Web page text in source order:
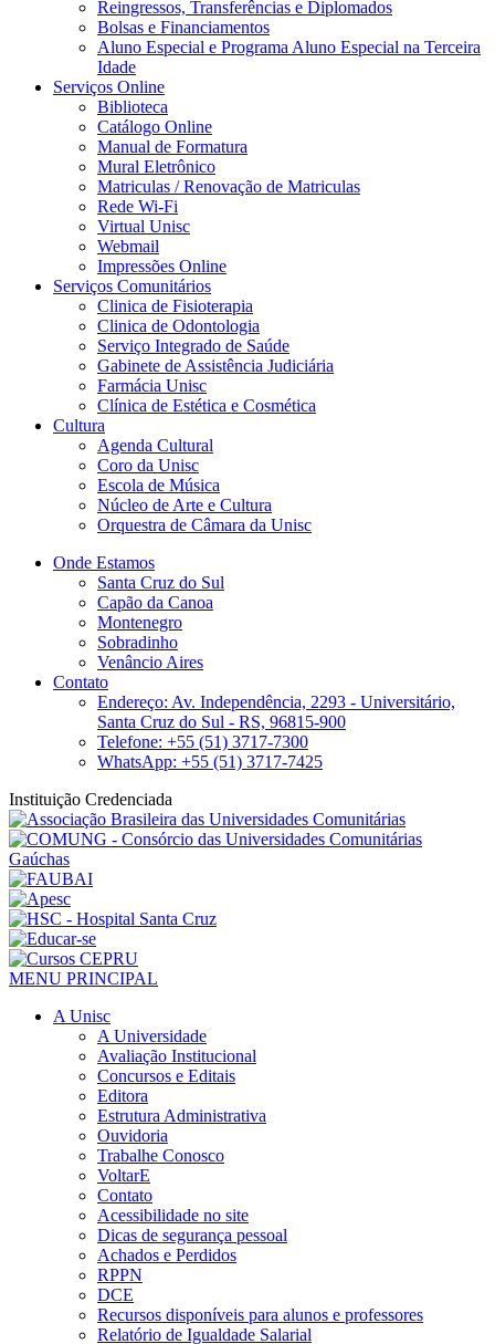
Reingressos, Transferências e Diplomados
Bolsas e Financiamentos
Aluno Especial e Programa Aluno Especial na Terceira
Idade
Serviços Online
Biblioteca
Catálogo Online
Manual de Formatura
Mural Eletrônico
Matriculas / Renovação de Matriculas
Rede Wi-Fi
Virtual Unisc
Webmail
Impressões Online
Serviços Comunitários
Clinica de Fisioterapia
Clinica de Odontologia
Serviço Integrado de Saúde
Gabinete de Assistência Judiciária
Farmácia Unisc
Clínica de Estética e Cosmética
Cultura
Agenda Cultural
Coro da Unisc
Escola de Música
Núcleo de Arte e Cultura
Orquestra de Câmara da Unisc
Onde Estamos
Santa Cruz do Sul
Capão da Canoa
Montenegro
Sobradinho
Venâncio Aires
Contato
Endereço: Av. Independência, 2293 - Universitário,
Santa Cruz do Sul - RS, 96815-900
Telefone: +55 (51) 3717-7300
WhatsApp: +55 (51) 3717-7425
Instituição Credenciada
MENU PRINCIPAL
A Unisc
A Universidade
Avaliação Institucional
Concursos e Editais
Editora
Estrutura Administrativa
Ouvidoria
Trabalhe Conosco
VoltarE
Contato
Acessibilidade no site
Dicas de segurança pessoal
Achados e Perdidos
RPPN
DCE
Recursos disponíveis para alunos e professores
Relatório de Igualdade Salarial